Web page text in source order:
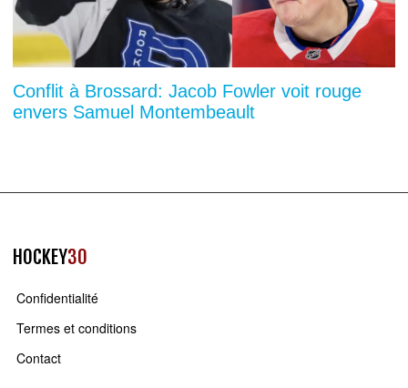
Conflit à Brossard: Jacob Fowler voit rouge
envers Samuel Montembeault
HOCKEY30
Confidentialité
Termes et conditions
Contact